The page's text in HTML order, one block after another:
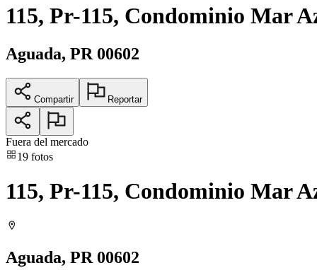
115, Pr-115, Condominio Mar
Aguada, PR 00602
Compartir Reportar
Fuera del mercado
19 fotos
115, Pr-115, Condominio Mar
Aguada, PR 00602